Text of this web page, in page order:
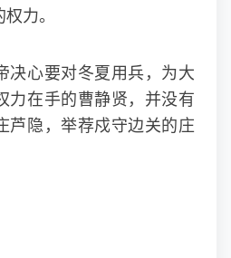
力。
决心要对冬夏用兵，为大
力在手的曹静贤，并没有
芦隐，举荐戍守边关的庄